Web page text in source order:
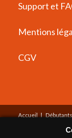
Support et
Mentions
CGV
Accueil